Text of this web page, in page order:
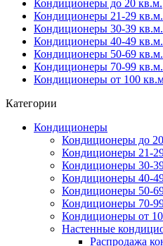
Кондиционеры до 20 кв.м.
Кондиционеры 21-29 кв.м.
Кондиционеры 30-39 кв.м.
Кондиционеры 40-49 кв.м.
Кондиционеры 50-69 кв.м.
Кондиционеры 70-99 кв.м.
Кондиционеры от 100
Категории
Кондиционеры
Кондиционеры до
Кондиционеры 21-
Кондиционеры 30-
Кондиционеры 40-
Кондиционеры 50-
Кондиционеры 70-
Кондиционеры от
Настенные
Распродажа